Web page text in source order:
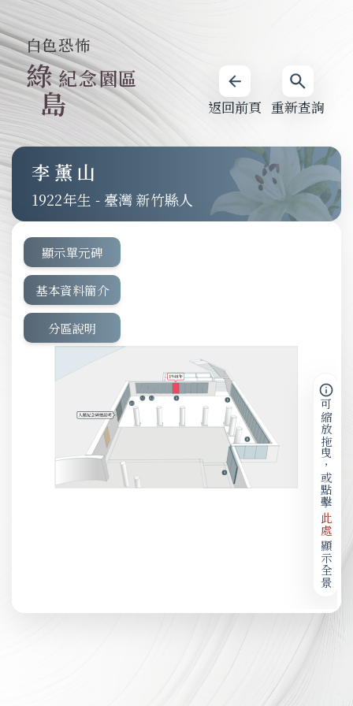
重新查詢
返回前頁
白色恐怖
綠
島
紀念園區
李薰山
1922 - 臺灣 新竹縣人
顯示單元碑
基本資料簡介
分區說明
可縮放拖曳，或點擊
此處
顯示全景